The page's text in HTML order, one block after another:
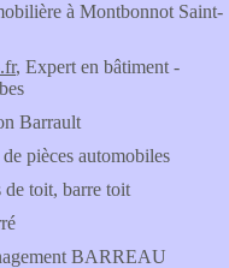
à Montbonnot Saint-
, Expert en bâtiment -
Barrault
pièces automobiles
de toit, barre toit
BARREAU